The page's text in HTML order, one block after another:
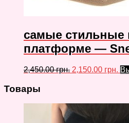
самые стильные
платформе —
2,450.00грн. 2,150.00 грн.
Товары